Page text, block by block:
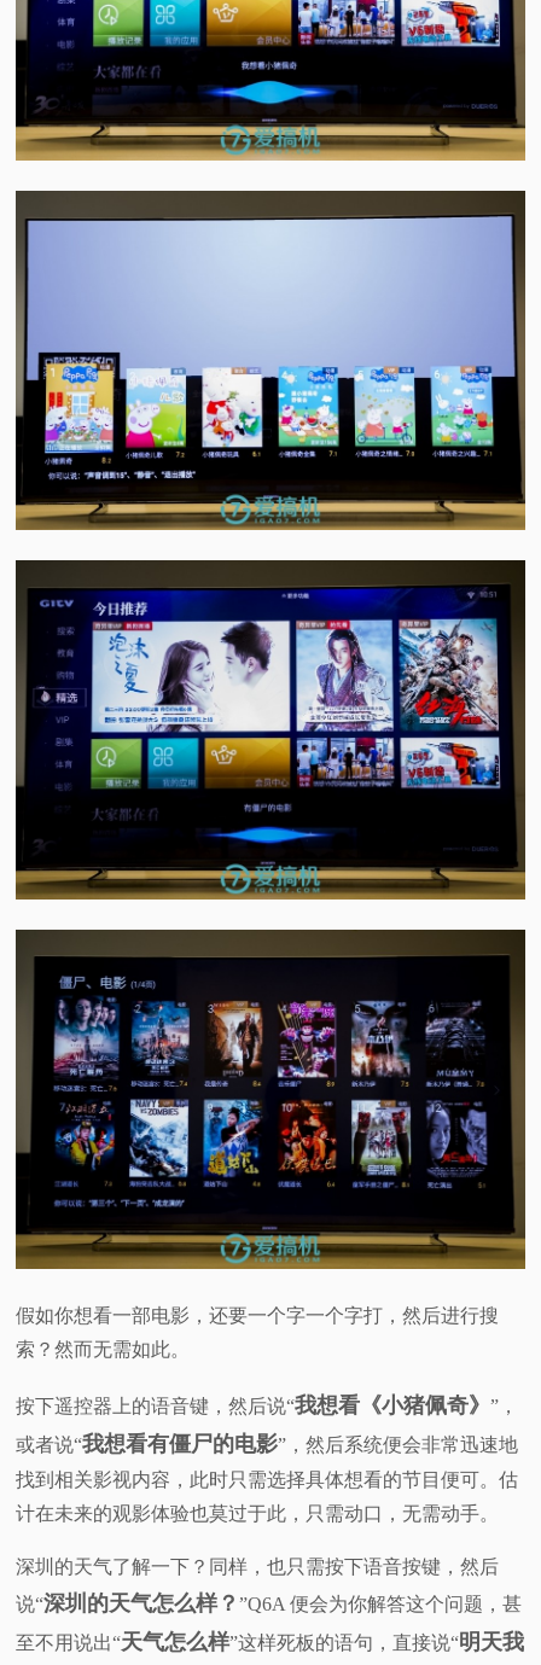
假如你想看一部电影，还要一个字一个字打，然后进行搜
索？然而无需如此。
按下遥控器上的语音键，然后说“我想看《小猪佩奇》”，
或者说“我想看有僵尸的电影”，然后系统便会非常迅速地
找到相关影视内容，此时只需选择具体想看的节目便可。估
计在未来的观影体验也莫过于此，只需动口，无需动手。
深圳的天气了解一下？同样，也只需按下语音按键，然后
说“深圳的天气怎么样？”Q6A 便会为你解答这个问题，甚
至不用说出“天气怎么样”这样死板的语句，直接说“明天我